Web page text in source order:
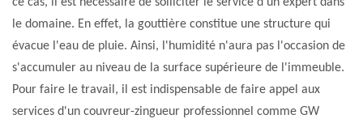
le domaine. En effet, la gouttière constitue une structure qui
évacue l'eau de pluie. Ainsi, l'humidité n'aura pas l'occasion de
s'accumuler au niveau de la surface supérieure de l'immeuble.
Pour faire le travail, il est indispensable de faire appel aux
services d'un couvreur-zingueur professionnel comme GW